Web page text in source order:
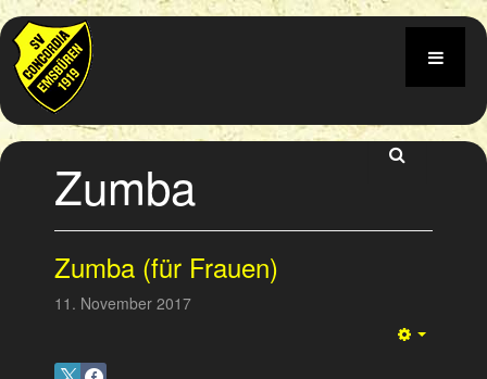
Zumba
Zumba (für Frauen)
11. November 2017